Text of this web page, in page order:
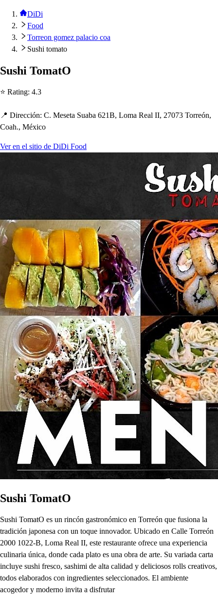
DiDi
Food
Torreon gomez palacio coa
Sushi tomato
Sushi TomatO
⭐ Rating: 4.3
📍 Dirección: C. Meseta Suaba 621B, Loma Real II, 27073 Torreón,
Coah., México
Ver en el sitio de DiDi Food
Sushi TomatO
Sushi TomatO es un rincón gastronómico en Torreón que fusiona la
tradición japonesa con un toque innovador. Ubicado en Calle Torreón
2000 1022-B, Loma Real II, este restaurante ofrece una experiencia
culinaria única, donde cada plato es una obra de arte. Su variada carta
incluye sushi fresco, sashimi de alta calidad y deliciosos rolls creativos,
todos elaborados con ingredientes seleccionados. El ambiente
acogedor y moderno invita a disfrutar